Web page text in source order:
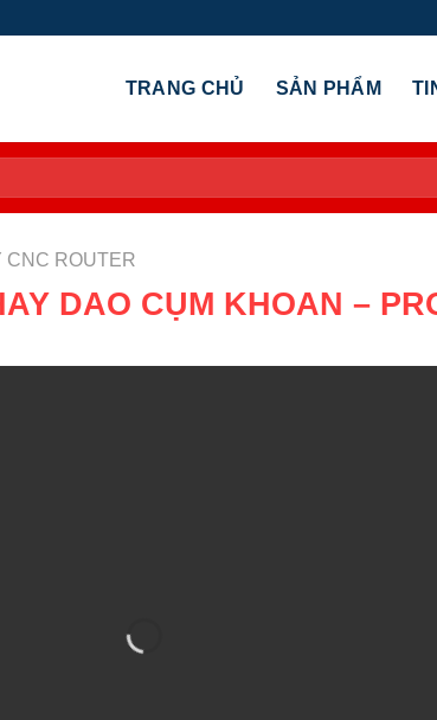
TRANG CHỦ SẢN PHẨM
CNC ROUTER
DAO CỤM KHOAN –